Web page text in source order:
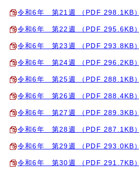
令和6年 第21週 （PDF 298.1KB）
令和6年 第22週 （PDF 295.6KB）
令和6年 第23週 （PDF 293.8KB）
令和6年 第24週 （PDF 296.2KB）
令和6年 第25週 （PDF 288.1KB）
令和6年 第26週 （PDF 288.4KB）
令和6年 第27週 （PDF 289.3KB）
令和6年 第28週 （PDF 287.1KB）
令和6年 第29週 （PDF 293.0KB）
令和6年 第30週 （PDF 291.7KB）